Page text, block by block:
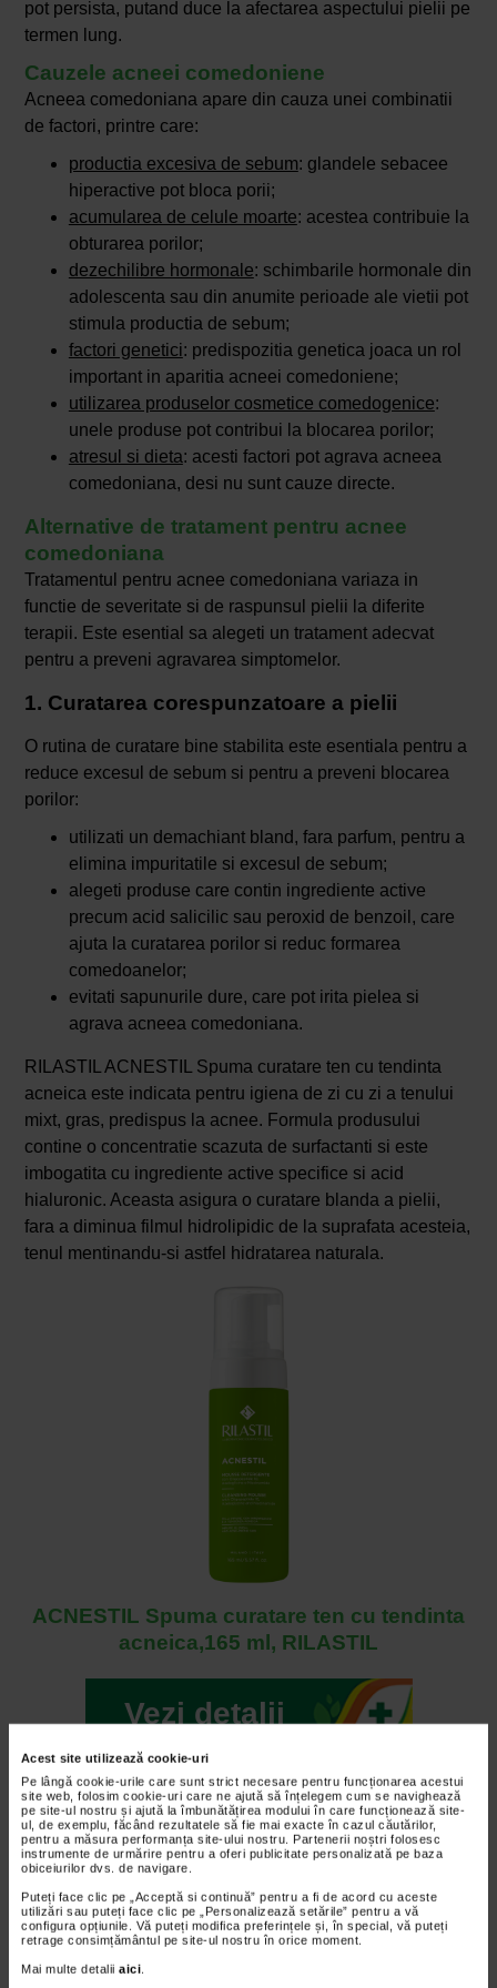
Acest site utilizează cookie-uri
Pe lângă cookie-urile care sunt strict necesare pentru funcționarea acestui
site web, folosim cookie-uri care ne ajută să înțelegem cum se navighează
pe site-ul nostru și ajută la îmbunătățirea modului în care funcționează site-
ul, de exemplu, făcând rezultatele să fie mai exacte în cazul căutărilor,
pentru a măsura performanța site-ului nostru. Partenerii noștri folosesc
instrumente de urmărire pentru a oferi publicitate personalizată pe baza
obiceiurilor dvs. de navigare.
Puteți face clic pe „Acceptă si continuă” pentru a fi de acord cu aceste
utilizări sau puteți face clic pe „Personalizează setările” pentru a vă
configura opțiunile. Vă puteți modifica preferințele și, în special, vă puteți
retrage consimțământul pe site-ul nostru în orice moment.
Mai multe detalii aici
pot persista, putand duce la afectarea aspectului pielii pe
termen lung.
Cauzele acneei comedoniene
Acneea comedoniana apare din cauza unei combinatii
de factori, printre care:
productia excesiva de sebum: glandele sebacee
hiperactive pot bloca porii;
acumularea de celule moarte: acestea contribuie la
obturarea porilor;
dezechilibre hormonale: schimbarile hormonale din
adolescenta sau din anumite perioade ale vietii pot
stimula productia de sebum;
factori genetici: predispozitia genetica joaca un rol
important in aparitia acneei comedoniene;
utilizarea produselor cosmetice comedogenice:
unele produse pot contribui la blocarea porilor;
atresul si dieta: acesti factori pot agrava acneea
comedoniana, desi nu sunt cauze directe.
Alternative de tratament pentru acnee
comedoniana
Tratamentul pentru acnee comedoniana variaza in
functie de severitate si de raspunsul pielii la diferite
terapii. Este esential sa alegeti un tratament adecvat
pentru a preveni agravarea simptomelor.
1. Curatarea corespunzatoare a pielii
O rutina de curatare bine stabilita este esentiala pentru a
reduce excesul de sebum si pentru a preveni blocarea
porilor:
utilizati un demachiant bland, fara parfum, pentru a
elimina impuritatile si excesul de sebum;
alegeti produse care contin ingrediente active
precum acid salicilic sau peroxid de benzoil, care
ajuta la curatarea porilor si reduc formarea
comedoanelor;
evitati sapunurile dure, care pot irita pielea si
agrava acneea comedoniana.
RILASTIL ACNESTIL Spuma curatare ten cu tendinta
acneica este indicata pentru igiena de zi cu zi a tenului
mixt, gras, predispus la acnee. Formula produsului
contine o concentratie scazuta de surfactanti si este
imbogatita cu ingrediente active specifice si acid
hialuronic. Aceasta asigura o curatare blanda a pielii,
fara a diminua filmul hidrolipidic de la suprafata acesteia,
tenul mentinandu-si astfel hidratarea naturala.
ACNESTIL Spuma curatare ten cu tendinta
acneica,165 ml, RILASTIL
Vezi detalii
2. Exfolierea regulata
Exfolierea ajuta la indepartarea celulelor moarte si la
prevenirea blocarii porilor. Puteti opta pentru:
exfolianti chimici pe baza de alfa-hidroxiacizi
(AHA) sau beta-hidroxiacizi (BHA);
exfolianti mecanici delicati, utilizati cu moderatie,
pentru a evita iritarea pielii.